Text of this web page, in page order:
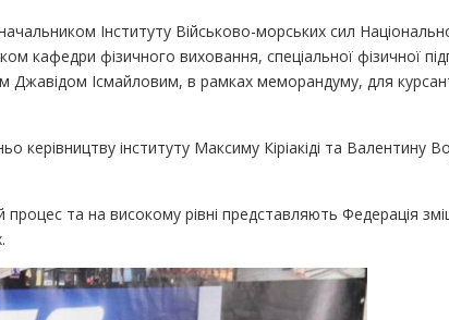
Інституту Військово-морських сил
кафедри фізичного виховання, спеціальної фізичної
Ісмайловим, в рамках меморандуму, для
інституту Максиму Кіріакіді та Валентину
та на високому рівні представляють Федерація